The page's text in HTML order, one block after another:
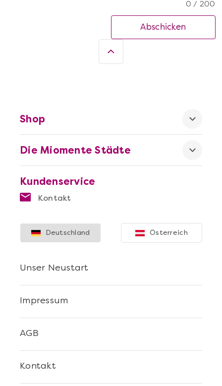
0 / 200
Abschicken
Kundenservice
Kontakt
Die Miomente Städte
Shop
Kontakt
AGB
Impressum
Unser Neustart
Deutschland Österreich